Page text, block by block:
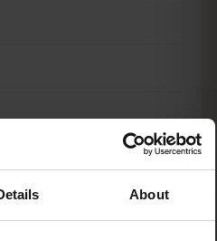
About
11 Pro 5G
13 Pro